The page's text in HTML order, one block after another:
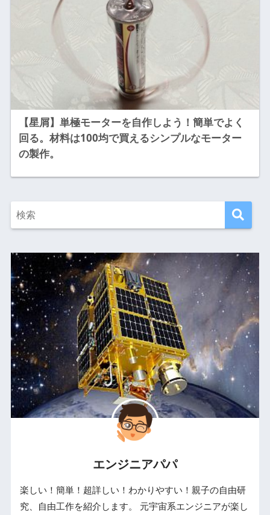
【星屑】単極モーターを自作しよう！簡単でよく
回る。材料は100均で買えるシンプルなモーター
の製作。
エンジニアパパ
楽しい！簡単！超詳しい！わかりやすい！親子の自由研
究、自由工作を紹介します。 元宇宙系エンジニアが楽し